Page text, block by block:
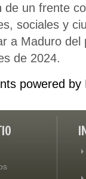
de un frente
sociales y
a Maduro del
de 2024.
powered by